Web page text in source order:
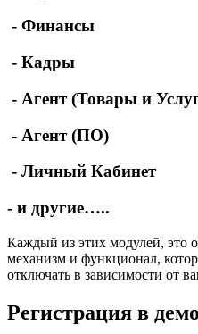
- Финансы
- Кадры
- Агент (Товары и
- Агент (ПО)
- Личный Кабинет
- и другие…..
Каждый из этих модулей, это
механизм и функционал,
отключать в зависимости от
Регистрация в